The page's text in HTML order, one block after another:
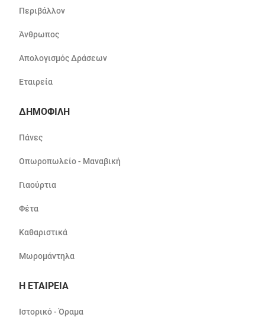
Περιβάλλον
Άνθρωπος
Απολογισμός Δράσεων
Εταιρεία
ΔΗΜΟΦΙΛΗ
Πάνες
Οπωροπωλείο - Μαναβική
Γιαούρτια
Φέτα
Καθαριστικά
Μωρομάντηλα
Η ΕΤΑΙΡΕΙΑ
Ιστορικό - Όραμα